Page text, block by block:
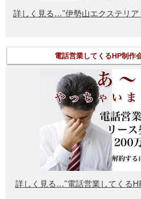
詳しく見る…"伊勢山エクステリア
電話営業してくるHP制作
詳しく見る…"電話営業してくる